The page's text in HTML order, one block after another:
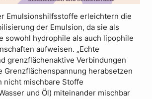
Emulsionshilfsstoffe erleichtern die
der Emulsion, da sie als
sowohl hydrophile als auch lipophile
aufweisen. „Echte
grenzflächenaktive Verbindungen
Grenzflächenspannung herabsetzen
nicht mischbare Stoffe
und Öl) miteinander mischbar